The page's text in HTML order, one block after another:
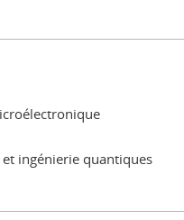
ingénierie quantiques